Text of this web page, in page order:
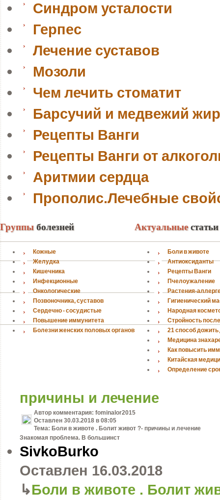
применялся очень широко (как и другие щелочи) в качестве антацидного
Целебные свойства гранатового сока известны человечеству ещё с
Синдром усталости
Герпес
Лечение суставов
Мозоли
Чем лечить стоматит
Барсучий и медвежий жир
Рецепты Ванги
Рецепты Ванги от
Аритмии сердца
Прополис.Лечебные
Группы болезней
Кожные
Желудка
Кишечника
Инфекционные
Онкологические
Позвоночника, суставов
Сердечно - сосудистые
Повышение иммунитета
Болезни женских половых органов
Актуальныестатьи
Боли в животе
Антиоксиданты
Рецепты Ванги
Пчелоужаление
Растения-
Гигиенический
Народная
Стройность
21 способ дожить
Медицина
Как повысить
Китайская
Определение
причины и лечение
Автор комментария: fominalor2015
Оставлен 30.03.2018 в 08:05
Тема: Боли в животе . Болит живот ?- причины и лечение
Знакомая проблема. В большинст
SivkoBurko
Оставлен 16.03.2018
↳Боли в животе . Болит